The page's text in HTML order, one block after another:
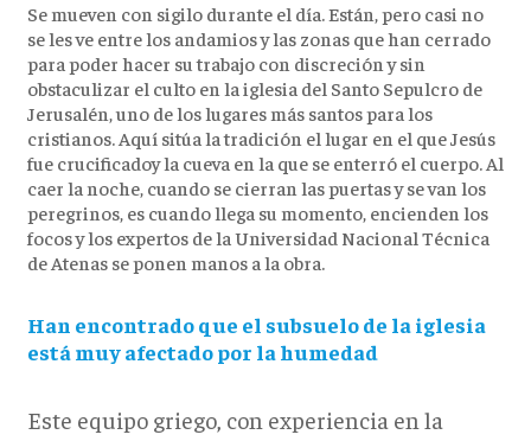
Se mueven con sigilo durante el día. Están, pero casi no
se les ve entre los andamios y las zonas que han cerrado
para poder hacer su trabajo con discreción y sin
obstaculizar el culto en la iglesia del Santo Sepulcro de
Jerusalén, uno de los lugares más santos para los
cristianos. Aquí sitúa la tradición el lugar en el que Jesús
fue crucificadoy la cueva en la que se enterró el cuerpo. Al
caer la noche, cuando se cierran las puertas y se van los
peregrinos, es cuando llega su momento, encienden los
focos y los expertos de la Universidad Nacional Técnica
de Atenas se ponen manos a la obra.
Han encontrado que el subsuelo de la iglesia
está muy afectado por la humedad
Este equipo griego, con experiencia en la